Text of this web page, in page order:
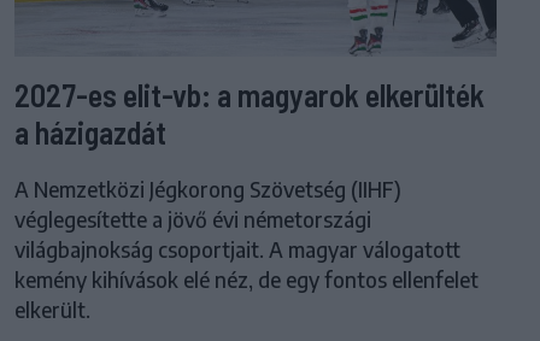
2027-es elit-vb: a magyarok elkerülték
a házigazdát
A Nemzetközi Jégkorong Szövetség (IIHF)
véglegesítette a jövő évi németországi
világbajnokság csoportjait. A magyar válogatott
kemény kihívások elé néz, de egy fontos ellenfelet
elkerült.